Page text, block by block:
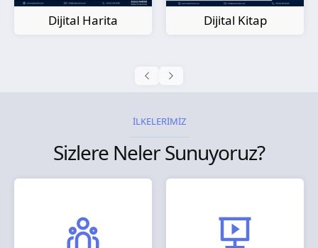
Dijital Kitap
İLKELERİMİZ
Sizlere Neler Sunuyoruz?